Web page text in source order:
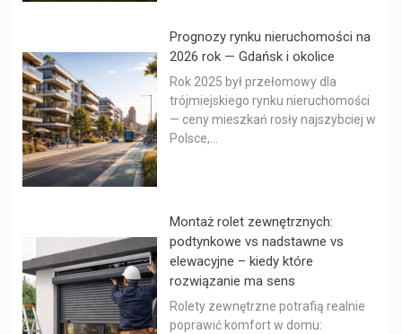
Prognozy rynku nieruchomości na
2026 rok — Gdańsk i okolice
Rok 2025 był przełomowy dla
trójmiejskiego rynku nieruchomości
— ceny mieszkań rosły najszybciej w
Polsce,...
Montaż rolet zewnętrznych:
podtynkowe vs nadstawne vs
elewacyjne – kiedy które
rozwiązanie ma sens
Rolety zewnętrzne potrafią realnie
poprawić komfort w domu: